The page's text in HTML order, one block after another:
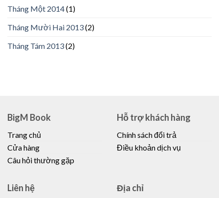
Tháng Một 2014(1)
Tháng Mười Hai 2013(2)
Tháng Tám 2013(2)
BigM Book
Trang chủ
Cửa hàng
Câu hỏi thường gặp
Hỗ trợ khách hàng
Chính sách đổi trả
Điều khoản dịch vụ
Liên hệ Địa chỉ